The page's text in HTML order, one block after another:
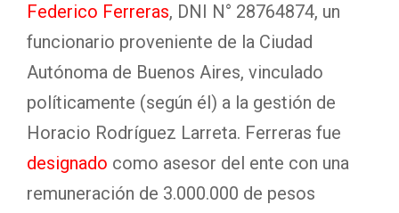
Federico Ferreras, DNI N° 28764874, un
funcionario proveniente de la Ciudad
Autónoma de Buenos Aires, vinculado
políticamente (según él) a la gestión de
Horacio Rodríguez Larreta. Ferreras fue
designado como asesor del ente con una
remuneración de 3.000.000 de pesos